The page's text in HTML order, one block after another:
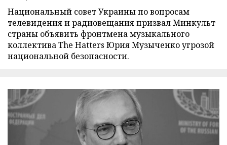
Национальный совет Украины по вопросам
телевидения и радиовещания призвал Минкульт
страны объявить фронтмена музыкального
коллектива The Hatters Юрия Музыченко угрозой
национальной безопасности.